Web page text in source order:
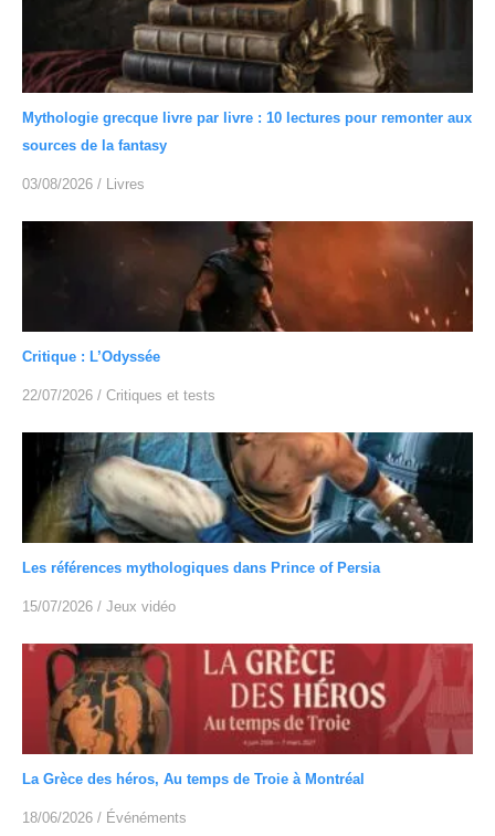
Mythologie grecque livre par livre : 10 lectures pour remonter aux
sources de la fantasy
03/08/2026 / Livres
Critique : L’Odyssée
22/07/2026 / Critiques et tests
Les références mythologiques dans Prince of Persia
15/07/2026 / Jeux vidéo
La Grèce des héros, Au temps de Troie à Montréal
18/06/2026 / Événéments